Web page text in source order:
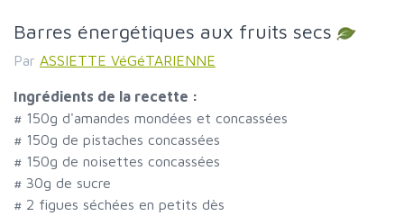
Barres énergétiques aux fruits secs
Par ASSIETTE VéGéTARIENNE
Ingrédients de la recette :
# 150g d'amandes mondées et concassées
# 150g de pistaches concassées
# 150g de noisettes concassées
# 30g de sucre
# 2 figues séchées en petits dès